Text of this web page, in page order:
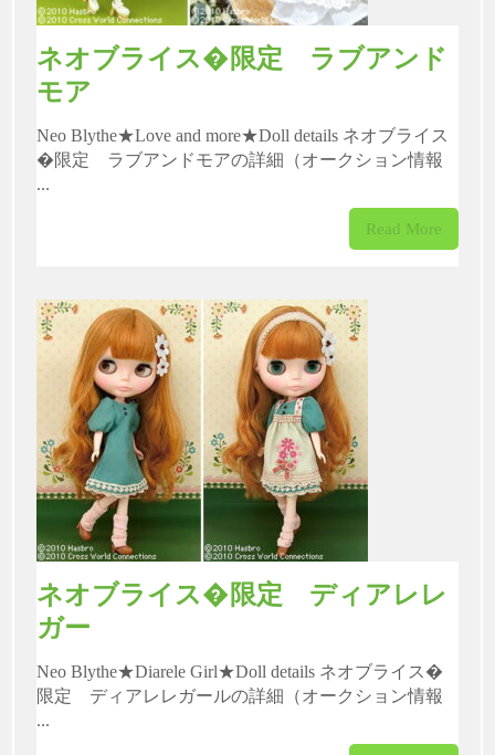
ネオブライス�限定 ラブアンド
モア
Neo Blythe★Love and more★Doll details ネオブライス
�限定 ラブアンドモアの詳細（オークション情報
...
Read More
ネオブライス�限定 ディアレレ
ガー
Neo Blythe★Diarele Girl★Doll details ネオブライス�
限定 ディアレレガールの詳細（オークション情報
...